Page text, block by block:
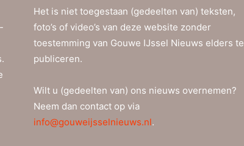
Het is niet toegestaan (gedeelten van) teksten,
foto’s of video’s van deze website zonder
toestemming van Gouwe IJssel Nieuws elders te
publiceren.
Wilt u (gedeelten van) ons nieuws overnemen?
Neem dan contact op via
info@gouweijsselnieuws.nl.